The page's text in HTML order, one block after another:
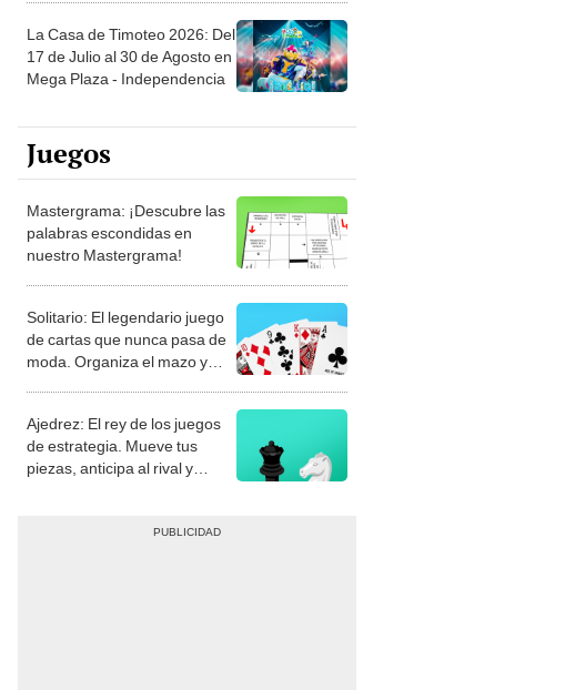
La Casa de Timoteo 2026: Del
17 de Julio al 30 de Agosto en
Mega Plaza - Independencia
Juegos
Mastergrama: ¡Descubre las
palabras escondidas en
nuestro Mastergrama!
Solitario: El legendario juego
de cartas que nunca pasa de
moda. Organiza el mazo y
Ajedrez: El rey de los juegos
de estrategia. Mueve tus
piezas, anticipa al rival y